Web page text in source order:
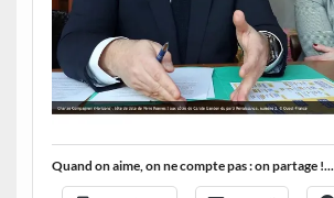
Quand on aime, on ne compte pas : on partage !...